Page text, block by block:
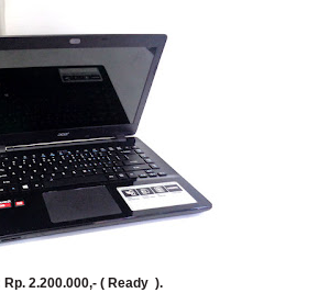
Rp. 2.200.000,- ( Ready ).